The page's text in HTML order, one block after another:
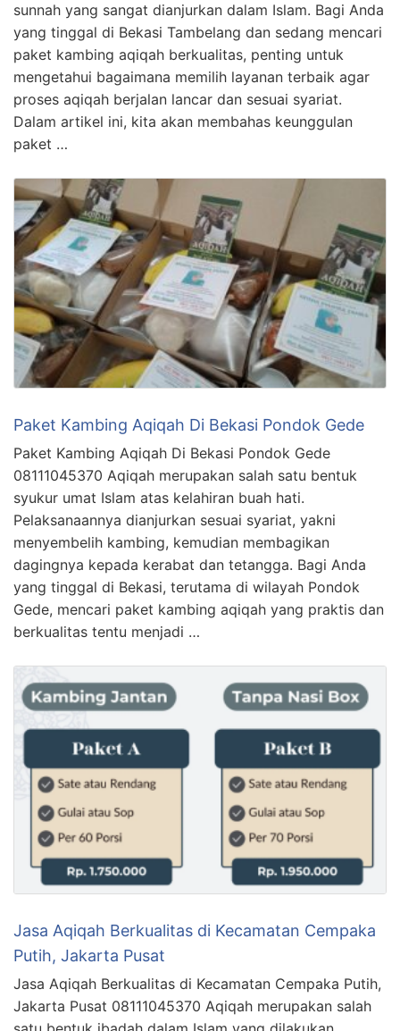
sunnah yang sangat dianjurkan dalam Islam. Bagi Anda
yang tinggal di Bekasi Tambelang dan sedang mencari
paket kambing aqiqah berkualitas, penting untuk
mengetahui bagaimana memilih layanan terbaik agar
proses aqiqah berjalan lancar dan sesuai syariat.
Dalam artikel ini, kita akan membahas keunggulan
paket …
Paket Kambing Aqiqah Di Bekasi Pondok Gede
Paket Kambing Aqiqah Di Bekasi Pondok Gede
08111045370 Aqiqah merupakan salah satu bentuk
syukur umat Islam atas kelahiran buah hati.
Pelaksanaannya dianjurkan sesuai syariat, yakni
menyembelih kambing, kemudian membagikan
dagingnya kepada kerabat dan tetangga. Bagi Anda
yang tinggal di Bekasi, terutama di wilayah Pondok
Gede, mencari paket kambing aqiqah yang praktis dan
berkualitas tentu menjadi …
Jasa Aqiqah Berkualitas di Kecamatan Cempaka
Putih, Jakarta Pusat
Jasa Aqiqah Berkualitas di Kecamatan Cempaka Putih,
Jakarta Pusat 08111045370 Aqiqah merupakan salah